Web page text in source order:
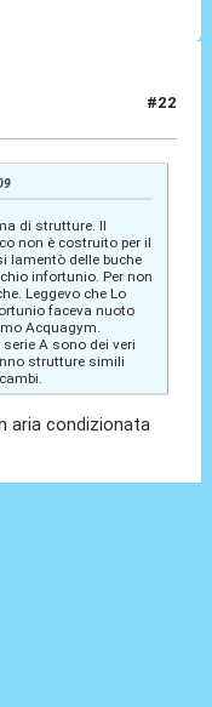
#22
di strutture. Il
non è costruito per il
lamentò delle buche
infortunio. Per non
Leggevo che Lo
faceva nuoto
Acquagym.
A sono dei veri
strutture simili
aria condizionata